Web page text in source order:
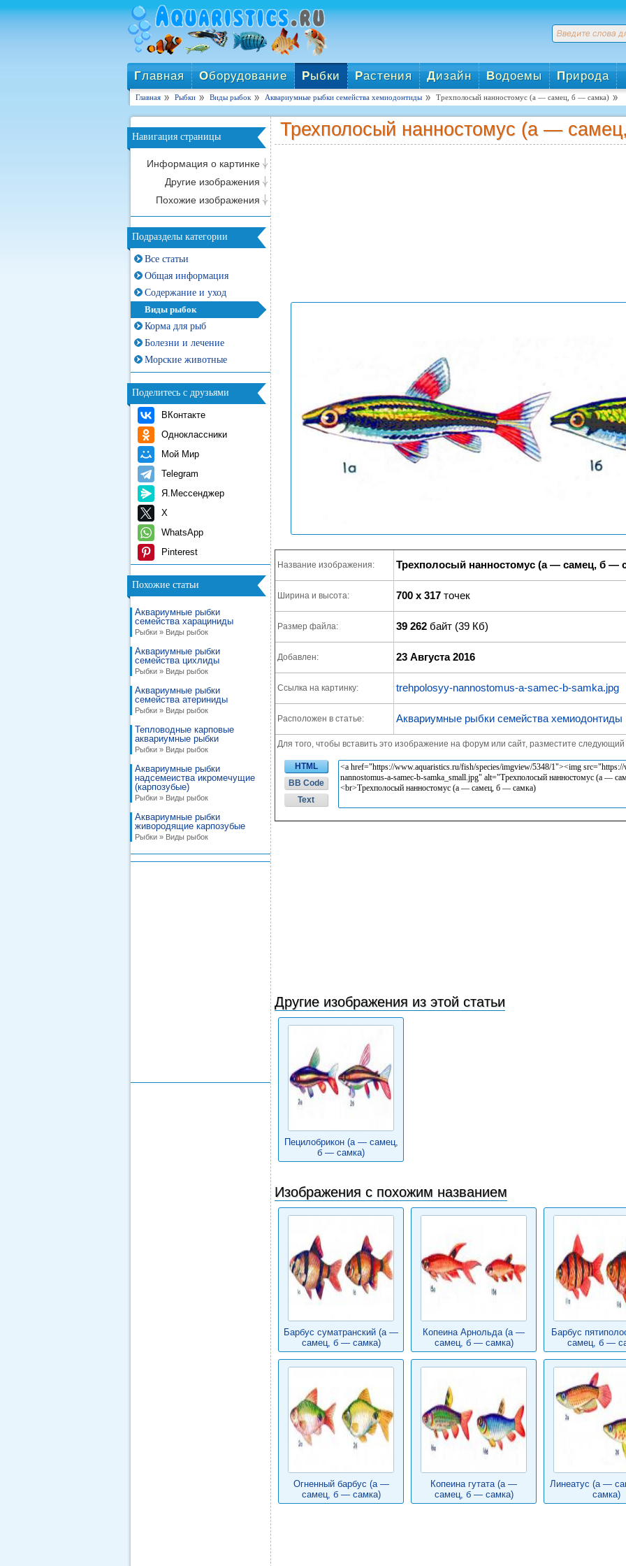
Главная Оборудование Рыбки Растения Дизайн Водоемы Природа
Главная Рыбки Виды рыбок Аквариумные рыбки семейства хемиодонтиды Трехполосый нанностомус (а — самец, б — самка)
Навигация страницы
Информация о картинке
Другие изображения
Похожие изображения
Подразделы категории
Все статьи
Общая информация
Содержание и уход
Виды рыбок
Корма для рыб
Болезни и лечение
Морские животные
Поделитесь с друзьями
ВКонтакте
Одноклассники
Мой Мир
Telegram
Я.Мессенджер
X
WhatsApp
Pinterest
Похожие статьи
Аквариумные рыбки
семейства харациниды
Рыбки » Виды рыбок
Аквариумные рыбки
семейства цихлиды
Рыбки » Виды рыбок
Аквариумные рыбки
семейства атериниды
Рыбки » Виды рыбок
Тепловодные карповые
аквариумные рыбки
Рыбки » Виды рыбок
Аквариумные рыбки
надсемеиства икромечущие
(карпозубые)
Рыбки » Виды рыбок
Аквариумные рыбки
живородящие карпозубые
Рыбки » Виды рыбок
Трехполосый нанностомус (а —
Название изображения: Трехполосый нанностомус (а — самец, б —
Ширина и высота: 700 x 317 точек
Размер файла: 39 262 байт (39 Кб)
Добавлен: 23 Августа 2016
Ссылка на картинку: trehpolosyy-nannostomus-a-samec-b-samka.jpg
Расположен в статье: Аквариумные рыбки семейства хемиодонтиды
Для того, чтобы вставить это изображение на форум или сайт, разместите следующий
HTML
BB Code
Text
Другие изображения из этой статьи
Пецилобрикон (а — самец,
б — самка)
Изображения с похожим названием
Барбус суматранский (а —
самец, б — самка)
Копеина Арнольда (а —
самец, б — самка)
Барбус
самец, б —
Огненный барбус (а —
самец, б — самка)
Копеина гутата (а —
самец, б — самка)
Линеатус (а —
самка)